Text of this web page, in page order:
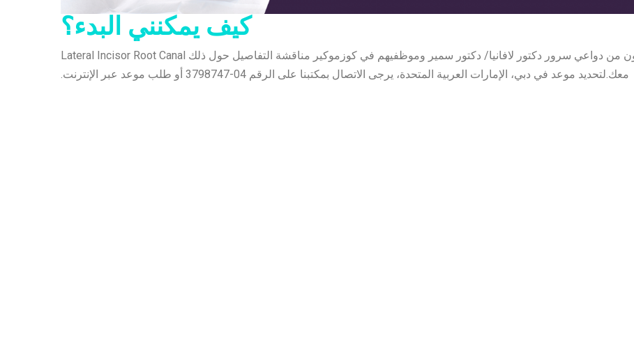
كيف يمكنني البدء؟
سيكون من دواعي سرور دكتور لافانيا/ دكتور سمير وموظفيهم في كوزموكير مناقشة التفاصيل حول ذلك Lateral Incisor Root Canal
معك.لتحديد موعد في دبي، الإمارات العربية المتحدة، يرجى الاتصال بمكتبنا على الرقم 04-3798747 أو طلب موعد عبر الإنترنت.